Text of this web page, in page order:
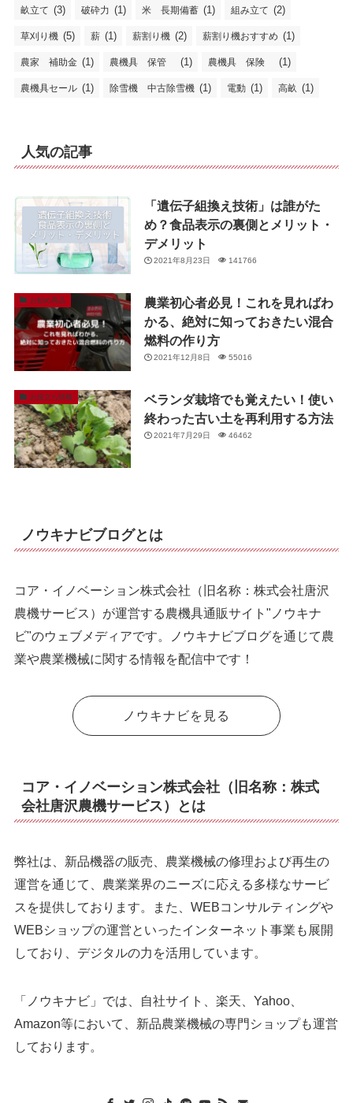
畝立て (3) 破砕力 (1) 米 長期備蓄 (1) 組み立て (2)
草刈り機 (5) 薪 (1) 薪割り機 (2) 薪割り機おすすめ (1)
農家 補助金 (1) 農機具 保管 (1) 農機具 保険 (1)
農機具セール (1) 除雪機 中古除雪機 (1) 電動 (1) 高畝 (1)
人気の記事
「遺伝子組換え技術」は誰がた
め？食品表示の裏側とメリット・
デメリット
2021年8月23日 141766
お勧め商品
農業初心者必見！これを見ればわ
かる、絶対に知っておきたい混合
燃料の作り方
2021年12月8日 55016
お役立ち情報
ベランダ栽培でも覚えたい！使い
終わった古い土を再利用する方法
2021年7月29日 46462
ノウキナビブログとは
コア・イノベーション株式会社（旧名称：株式会社唐沢
農機サービス）が運営する農機具通販サイト"ノウキナ
ビ"のウェブメディアです。ノウキナビブログを通じて農
業や農業機械に関する情報を配信中です！
ノウキナビを見る
コア・イノベーション株式会社（旧名称：株式
会社唐沢農機サービス）とは
弊社は、新品機器の販売、農業機械の修理および再生の
運営を通じて、農業業界のニーズに応える多様なサービ
スを提供しております。また、WEBコンサルティングや
WEBショップの運営といったインターネット事業も展開
しており、デジタルの力を活用しています。
「ノウキナビ」では、自社サイト、楽天、Yahoo、
Amazon等において、新品農業機械の専門ショップも運営
しております。